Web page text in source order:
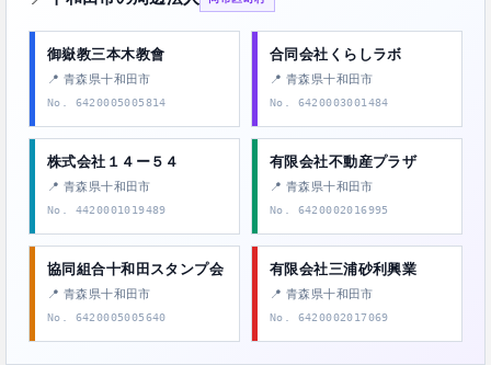
御嶽教三本木教會
📍 青森県十和田市
No. 6420005005814
合同会社くらしラボ
📍 青森県十和田市
No. 6420003001484
株式会社１４ー５４
📍 青森県十和田市
No. 4420001019489
有限会社不動産プラザ
📍 青森県十和田市
No. 6420002016995
協同組合十和田スタンプ会
📍 青森県十和田市
No. 6420005005640
有限会社三浦砂利興業
📍 青森県十和田市
No. 6420002017069